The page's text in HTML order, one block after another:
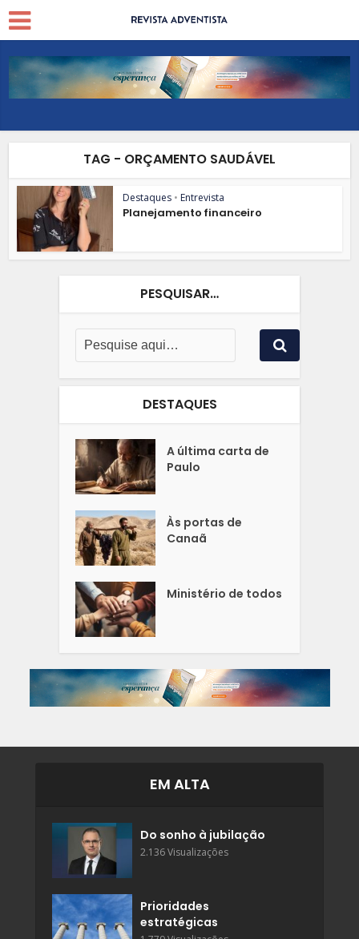
TAG - ORÇAMENTO SAUDÁVEL
Destaques • Entrevista
Planejamento financeiro
PESQUISAR…
DESTAQUES
A última carta de
Paulo
Às portas de
Canaã
Ministério de todos
EM ALTA
Do sonho à jubilação
2.136 Visualizações
Prioridades
estratégicas